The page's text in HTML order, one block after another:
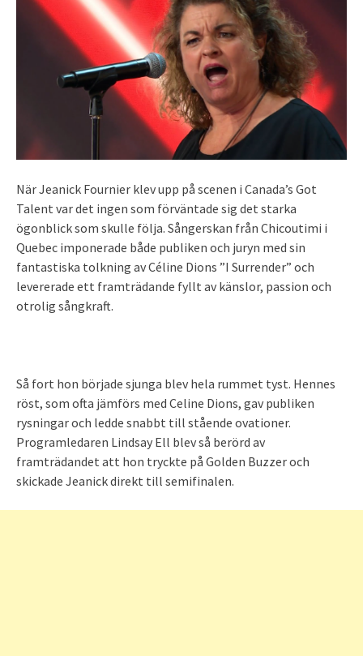
När Jeanick Fournier klev upp på scenen i Canada’s Got
Talent var det ingen som förväntade sig det starka
ögonblick som skulle följa. Sångerskan från Chicoutimi i
Quebec imponerade både publiken och juryn med sin
fantastiska tolkning av Céline Dions ”I Surrender” och
levererade ett framträdande fyllt av känslor, passion och
otrolig sångkraft.
Så fort hon började sjunga blev hela rummet tyst. Hennes
röst, som ofta jämförs med Celine Dions, gav publiken
rysningar och ledde snabbt till stående ovationer.
Programledaren Lindsay Ell blev så berörd av
framträdandet att hon tryckte på Golden Buzzer och
skickade Jeanick direkt till semifinalen.